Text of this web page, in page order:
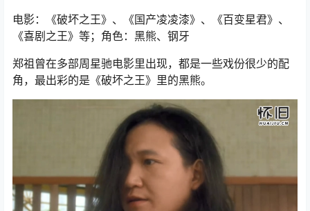
电影：《破坏之王》、《国产凌凌漆》、《百变星君》、
《喜剧之王》等；角色：黑熊、钢牙
郑祖曾在多部周星驰电影里出现，都是一些戏份很少的配
角，最出彩的是《破坏之王》里的黑熊。